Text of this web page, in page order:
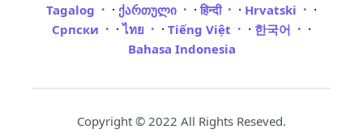
Tagalog · ქართული · हिन्दी · Hrvatski ·
Српски ·ไทย · Tiếng Việt · 한국어 ·
Bahasa Indonesia
Copyright © 2022 All Rights Reseved.